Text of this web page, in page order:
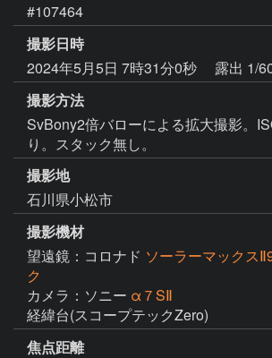
#107464
撮影日時
2024年5月5日 7時31分0秒
露出 1/
撮影方法
SvBony2倍バローによる拡大撮影。
り。スタック無し。
撮影地
石川県小松市
撮影機材
望遠鏡：コロナド ソーラーマックス
ク
カメラ：ソニー α７SⅡ
経緯台(スコープテックZero)
焦点距離